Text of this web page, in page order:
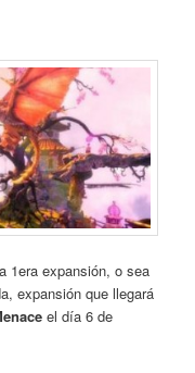
1era expansión, o sea
expansión que llegará
el día 6 de